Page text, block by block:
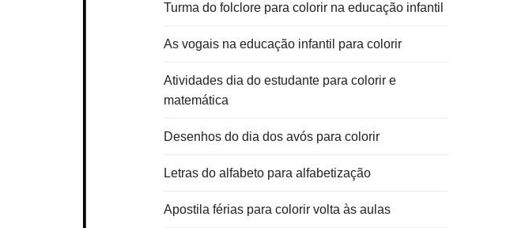
Turma do folclore para colorir na educação infantil
As vogais na educação infantil para colorir
Atividades dia do estudante para colorir e
matemática
Desenhos do dia dos avós para colorir
Letras do alfabeto para alfabetização
Apostila férias para colorir volta às aulas